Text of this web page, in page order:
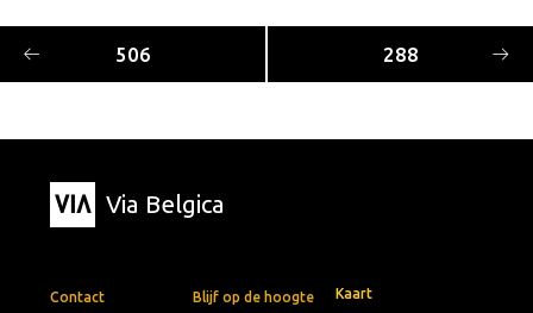
506 288
Via Belgica
Contact
Blijf op de hoogte
Kaart